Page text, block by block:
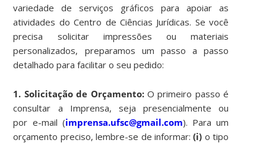
variedade de serviços gráficos para apoiar as
atividades do Centro de Ciências Jurídicas. Se você
precisa solicitar impressões ou materiais
personalizados, preparamos um passo a passo
detalhado para facilitar o seu pedido:
1. Solicitação de Orçamento:O primeiro passo é
consultar a Imprensa, seja presencialmente ou
por e-mail (imprensa.ufsc@gmail.com). Para um
orçamento preciso, lembre-se de informar:(i) o tipo